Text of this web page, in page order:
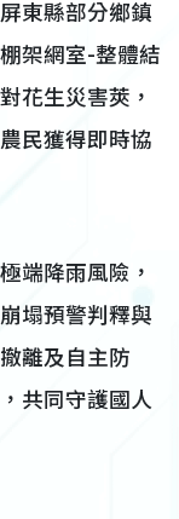
東縣部分鄉鎮
架網室-整體結
花生災害莢，
民獲得即時協
降雨風險，
塌預警判釋與
離及自主防
共同守護國人